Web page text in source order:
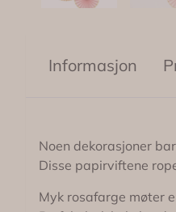
Informasjon
Noen dekorasjoner
Disse papirviftene
Myk rosafarge møter